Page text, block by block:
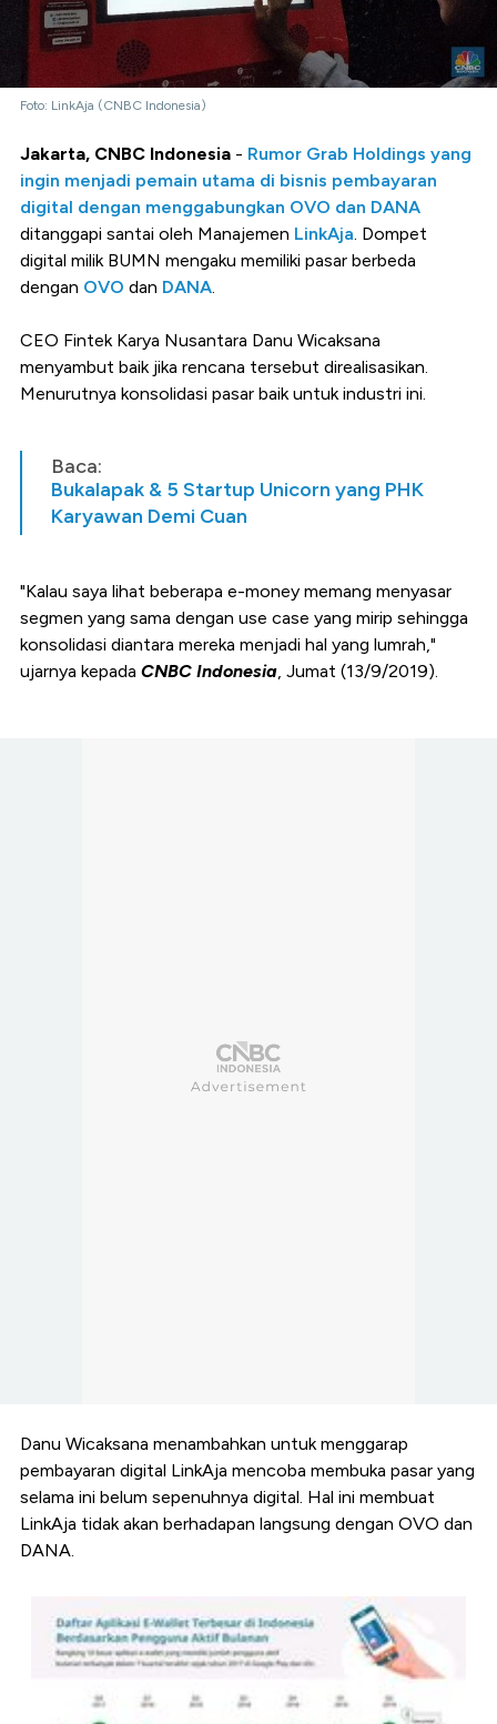
Foto: LinkAja (CNBC Indonesia)
Jakarta, CNBC Indonesia - Rumor Grab Holdings yang
ingin menjadi pemain utama di bisnis pembayaran
digital dengan menggabungkan OVO dan DANA
ditanggapi santai oleh Manajemen LinkAja . Dompet
digital milik BUMN mengaku memiliki pasar berbeda
dengan OVO dan DANA
CEO Fintek Karya Nusantara Danu Wicaksana
menyambut baik jika rencana tersebut direalisasikan.
Menurutnya konsolidasi pasar baik untuk industri ini.
Baca:
Bukalapak & 5 Startup Unicorn yang PHK
Karyawan Demi Cuan
"Kalau saya lihat beberapa e-money memang menyasar
segmen yang sama dengan use case yang mirip sehingga
konsolidasi diantara mereka menjadi hal yang lumrah,"
ujarnya kepada CNBC Indonesia , Jumat (13/9/2019).
Danu Wicaksana menambahkan untuk menggarap
pembayaran digital LinkAja mencoba membuka pasar yang
selama ini belum sepenuhnya digital. Hal ini membuat
LinkAja tidak akan berhadapan langsung dengan OVO dan
DANA.